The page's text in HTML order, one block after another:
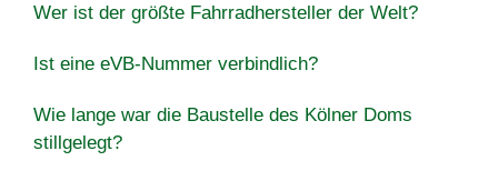
Wer ist der größte Fahrradhersteller der Welt?
Ist eine eVB-Nummer verbindlich?
Wie lange war die Baustelle des Kölner Doms
stillgelegt?